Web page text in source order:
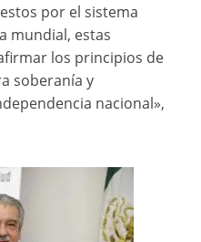
por el sistema
mundial, estas
los principios de
soberanía y
nacional»,